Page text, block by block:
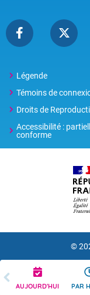
AUJOURD'HUI PAR
Légende
Témoins de
Droits de
Accessibilité :
conforme
©